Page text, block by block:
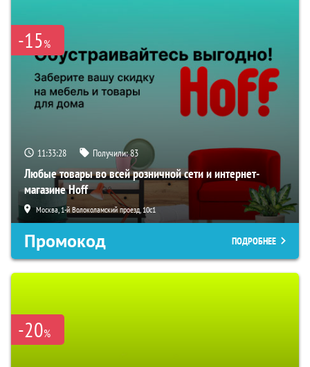
-15%
11:33:27 Получили:83
Любые товары во всей розничной сети и интернет-
магазине Hoff
Москва, 1-й Волоколамский проезд, 10с1
Промокод ПОДРОБНЕЕ
-20%